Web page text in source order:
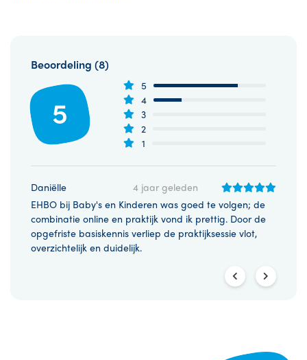
Beoordeling (8)
5
5
4
3
2
1
Daniëlle
4 jaar geleden
EHBO bij Baby's en Kinderen was goed te volgen; de
combinatie online en praktijk vond ik prettig. Door de
opgefriste basiskennis verliep de praktijksessie vlot,
overzichtelijk en duidelijk.